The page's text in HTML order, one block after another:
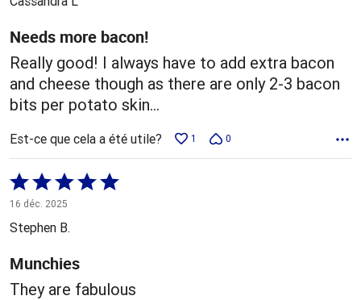
Needs more bacon!
Really good! I always have to add extra bacon
and cheese though as there are only 2-3 bacon
bits per potato skin…
Est-ce que cela a été utile? 1 0
Coté
5 sur
5
16 déc. 2025
Stephen B.
Munchies
They are fabulous